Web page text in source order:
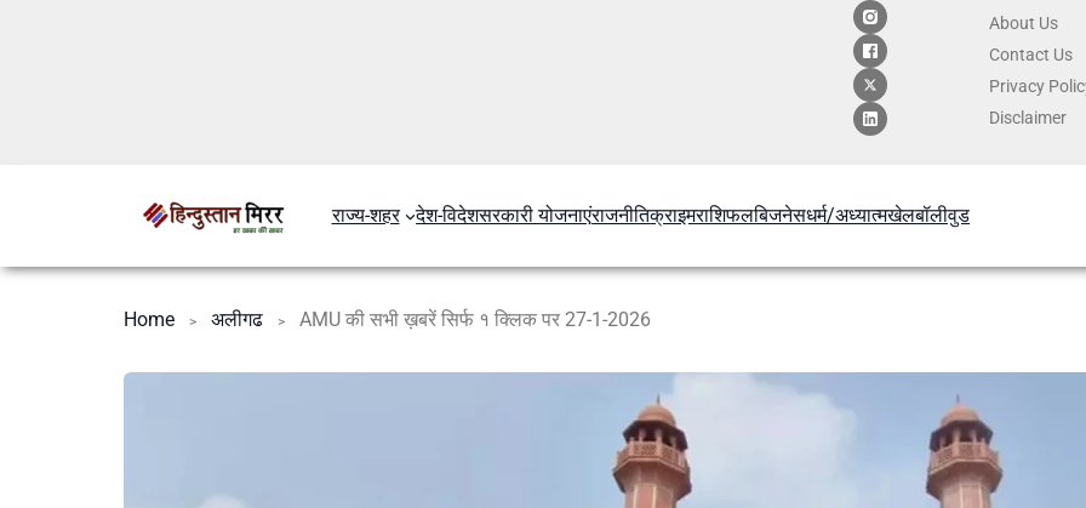
About Us
Contact Us
Privacy
Disclaimer
राज्य-शहर देश-विदेशसरकारी योजनाएंराजनीतिक्राइमराशिफलबिजनेसधर्म/अध्यात्मखेलबॉलीवुड
Home अलीगढ AMU की सभी ख़बरें सिर्फ १ क्लिक पर 27-1-2026